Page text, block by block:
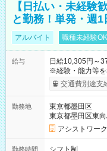
【日払い・未経験
と勤務！単発・週
アルバイト 職種未経験OK
給与
日給10,305円～
※経験・能力等を考
間】試用期間なし
交通費別途支
勤務地
東京都墨田区
東京都墨田区東
アシストワー
勤務時間
シフト制